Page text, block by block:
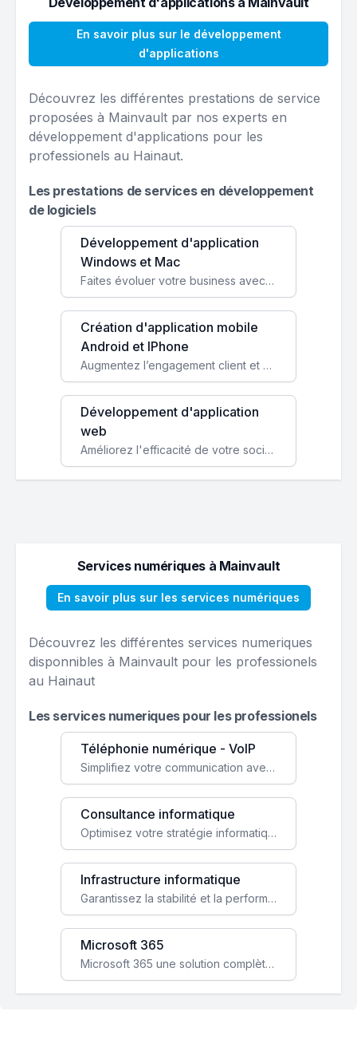
En savoir plus sur le développement
d'applications
Découvrez les différentes prestations de service
proposées à Mainvault par nos experts en
développement d'applications pour les
professionels au Hainaut.
Les prestations de services en développement
de logiciels
Développement d'application
Windows et Mac
Faites évoluer votre business avec des solutions logicielles personnalisées, parfaitement adaptées à vos besoins spécifiques.
Création d'application mobile
Android et IPhone
Augmentez l’engagement client et simplifiez vos processus avec une application mobile sur mesure, disponible sur iOS et Android.
Développement d'application
web
Améliorez l'efficacité de votre société avec une application web personnalisée accessible partout et tout le temps.
Services numériques à Mainvault
En savoir plus sur les services numériques
Découvrez les différentes services numeriques
disponnibles à Mainvault pour les professionels
au Hainaut
Les services numeriques pour les professionels
Téléphonie numérique - VoIP
Simplifiez votre communication avec une solution VoIP flexible, économique et adaptée à vos besoins professionnels.
Consultance informatique
Optimisez votre stratégie informatique avec l'expertise de nos consultants pour améliorer votre efficacité et sécurité.
Infrastructure informatique
Garantissez la stabilité et la performance de votre entreprise avec une infrastructure IT sécurisée et évolutive.
Microsoft 365
Microsoft 365 une solution complète qui booste votre productivité, renforce la sécurité de vos données et facilite la collaboration.